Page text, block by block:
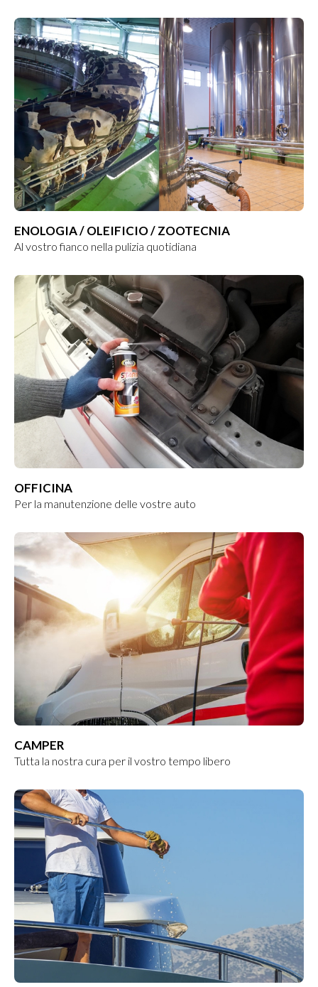
ENOLOGIA / OLEIFICIO / ZOOTECNIA
Al vostro fianco nella pulizia quotidiana
OFFICINA
Per la manutenzione delle vostre auto
CAMPER
Tutta la nostra cura per il vostro tempo libero